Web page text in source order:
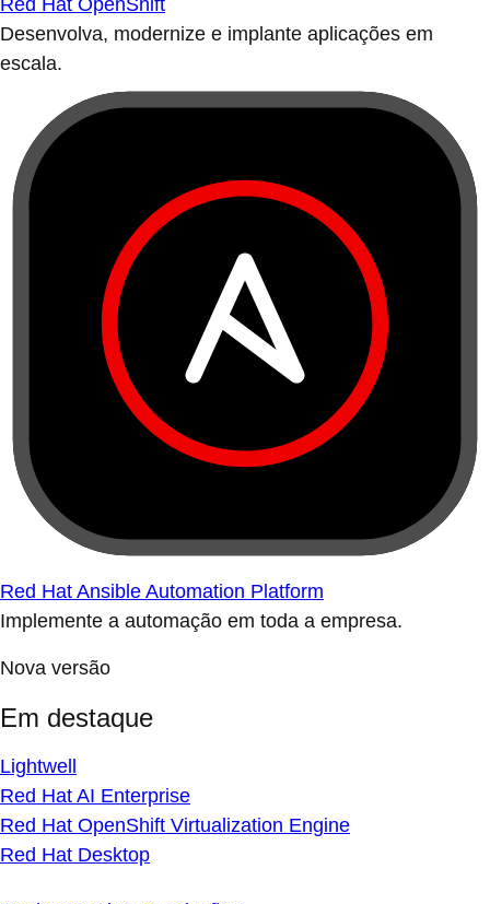
Red Hat OpenShift
Desenvolva, modernize e implante aplicações em
escala.
Red Hat Ansible Automation Platform
Implemente a automação em toda a empresa.
Nova versão
Em destaque
Lightwell
Red Hat AI Enterprise
Red Hat OpenShift Virtualization Engine
Red Hat Desktop